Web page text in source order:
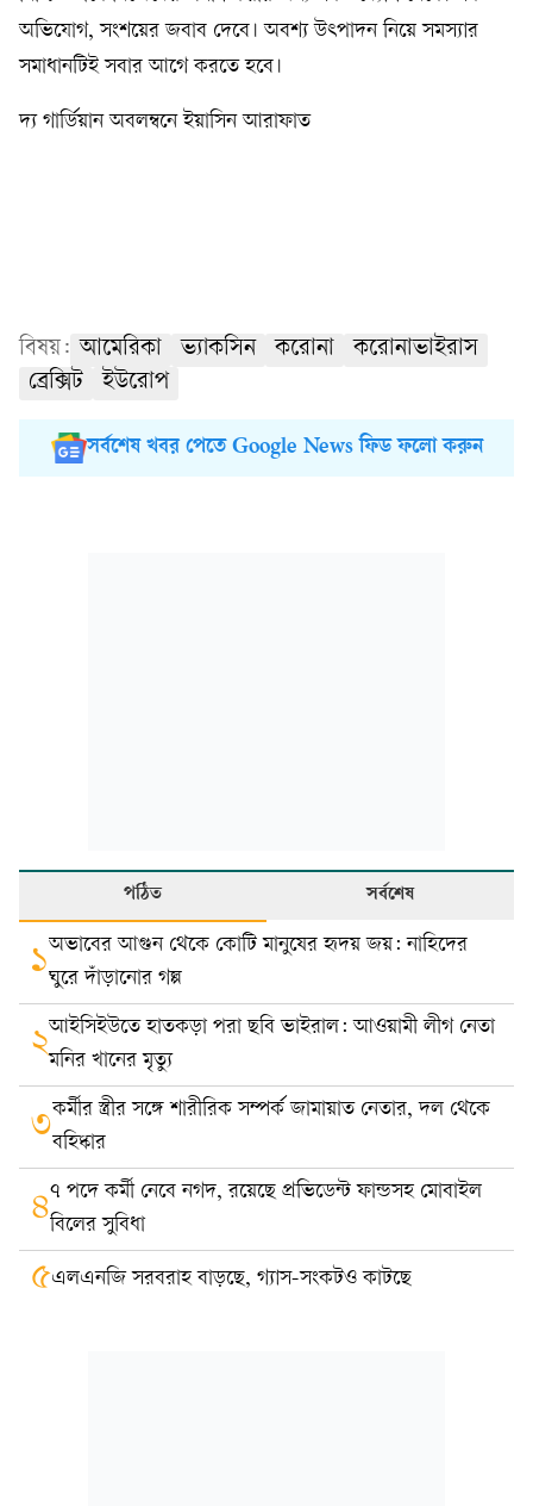
অভিযোগ, সংশয়ের জবাব দেবে। অবশ্য উৎপাদন নিয়ে সমস্যার
সমাধানটিই সবার আগে করতে হবে।
দ্য গার্ডিয়ান অবলম্বনে ইয়াসিন আরাফাত
বিষয়: আমেরিকা ভ্যাকসিন করোনা
করোনাভাইরাস
ব্রেক্সিট
ইউরোপ
সর্বশেষ খবর পেতে Google News ফিড ফলো করুন
পঠিত সর্বশেষ
১অভাবের আগুন থেকে কোটি মানুষের হৃদয় জয়: নাহিদের
ঘুরে দাঁড়ানোর গল্প
২আইসিইউতে হাতকড়া পরা ছবি ভাইরাল: আওয়ামী লীগ নেতা
মনির খানের মৃত্যু
৩কর্মীর স্ত্রীর সঙ্গে শারীরিক সম্পর্ক জামায়াত নেতার, দল থেকে
বহিষ্কার
৪৭ পদে কর্মী নেবে নগদ, রয়েছে প্রভিডেন্ট ফান্ডসহ মোবাইল
বিলের সুবিধা
৫এলএনজি সরবরাহ বাড়ছে, গ্যাস-সংকটও কাটছে